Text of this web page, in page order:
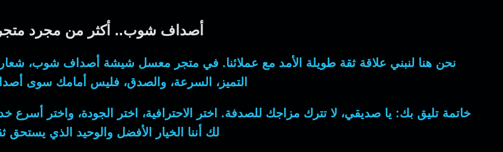
أصداف شوب.. أكثر من مجرد متجر
نحن هنا لنبني علاقة ثقة طويلة الأمد مع عملائنا. في متجر معسل شيشة أصداف شوب،
التميز، السرعة، والصدق، فليس أمامك سوى
خاتمة تليق بك: يا صديقي، لا تترك مزاجك للصدفة. اختر الاحترافية، اختر الجودة، واختر أسرع
لك أننا الخيار الأفضل والوحيد الذي يستحق